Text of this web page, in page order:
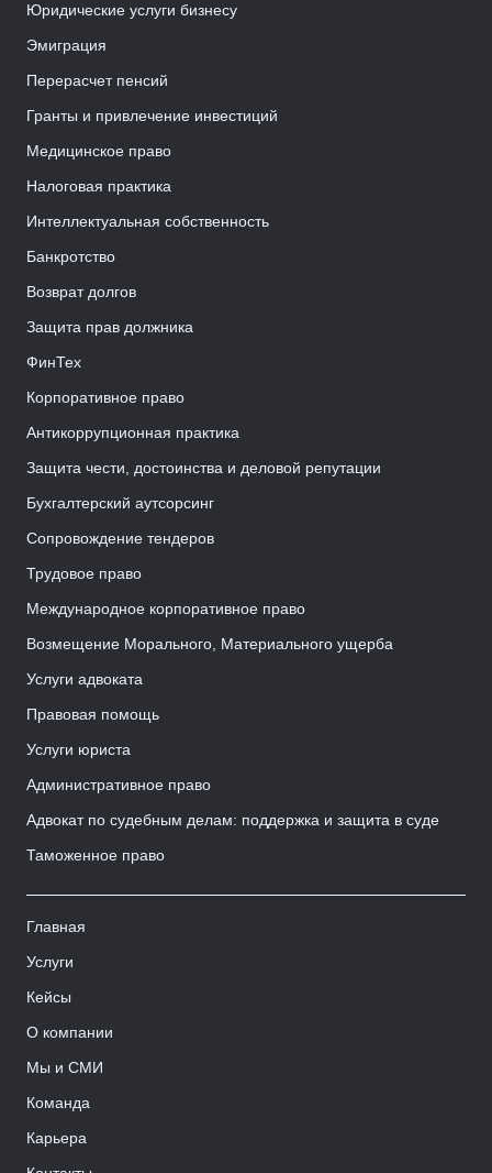
Юридические услуги бизнесу
Эмиграция
Перерасчет пенсий
Гранты и привлечение инвестиций
Медицинское право
Налоговая практика
Интеллектуальная собственность
Банкротство
Возврат долгов
Защита прав должника
ФинТех
Корпоративное право
Антикоррупционная практика
Защита чести, достоинства и деловой репутации
Бухгалтерский аутсорсинг
Сопровождение тендеров
Трудовое право
Международное корпоративное право
Возмещение Морального, Материального ущерба
Услуги адвоката
Правовая помощь
Услуги юриста
Административное право
Адвокат по судебным делам: поддержка и защита в суде
Таможенное право
Главная
Услуги
Кейсы
О компании
Мы и СМИ
Команда
Карьера